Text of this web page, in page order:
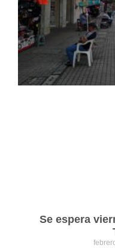
Se espera